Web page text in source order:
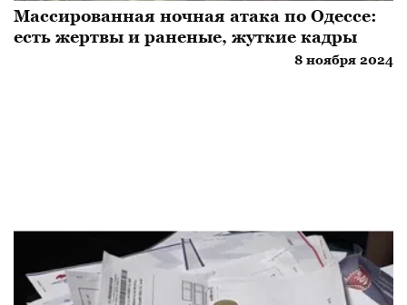
Массированная ночная атака по Одессе:
есть жертвы и раненые, жуткие кадры
8 ноября 2024